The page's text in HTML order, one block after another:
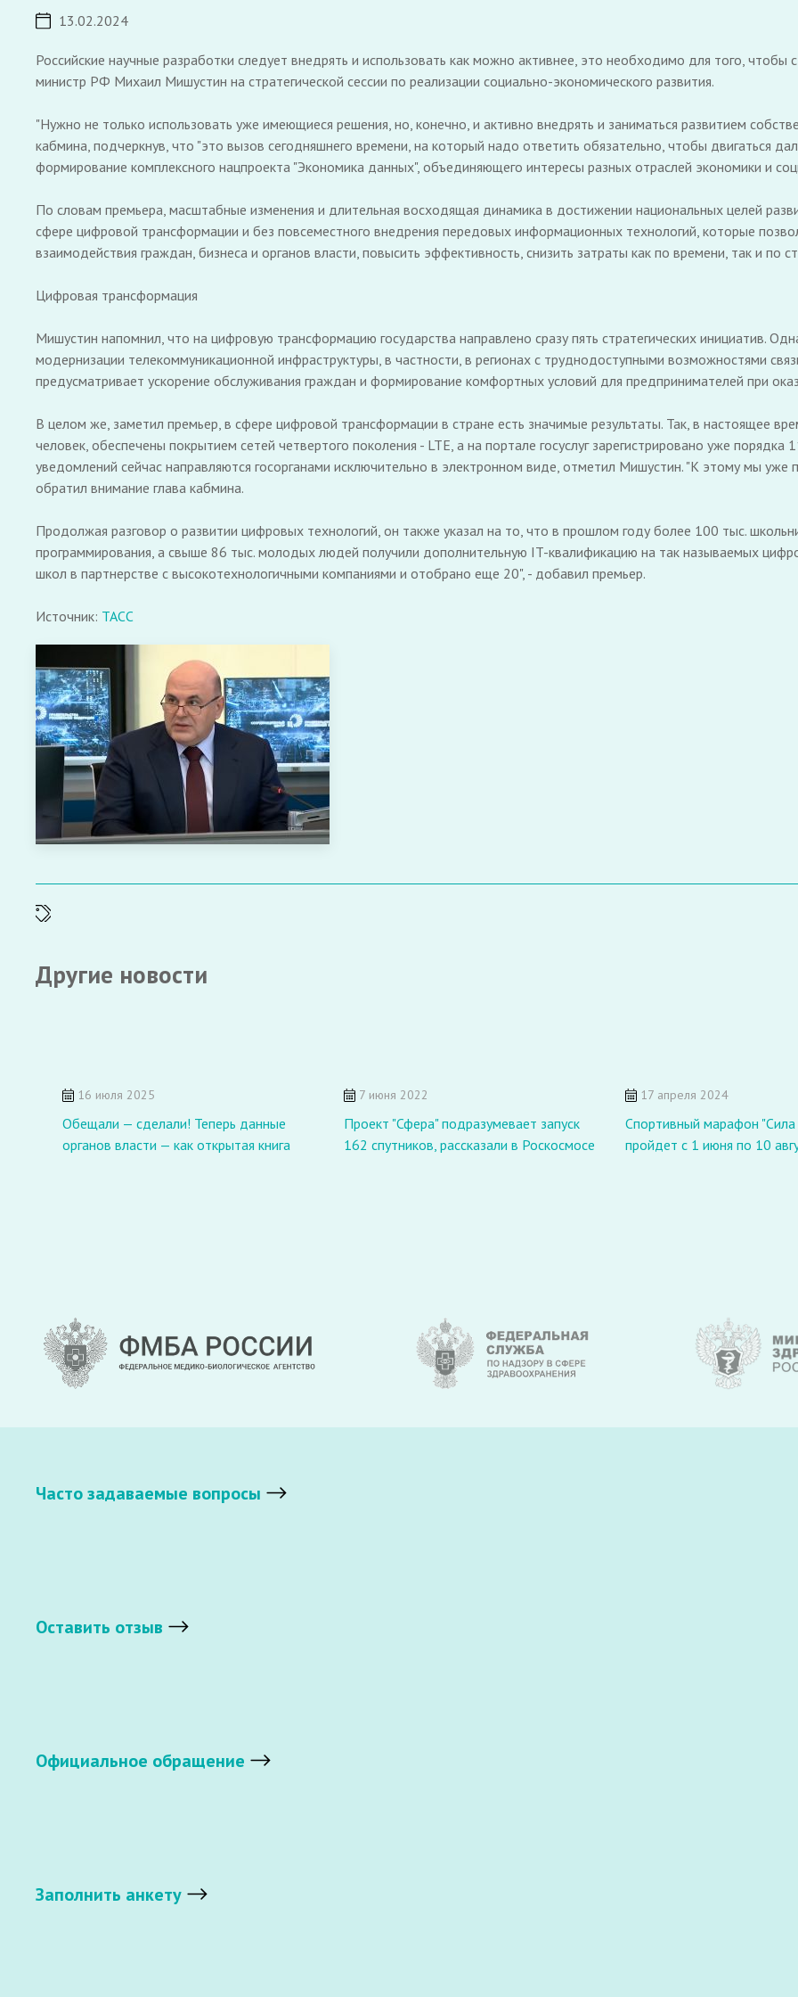
13.02.2024
Российские научные разработки следует внедрять и использовать как можно активнее, это необходимо для того, чтобы
министр РФ Михаил Мишустин на стратегической сессии по реализации социально-экономического развития.
"Нужно не только использовать уже имеющиеся решения, но, конечно, и активно внедрять и заниматься развитием
кабмина, подчеркнув, что "это вызов сегодняшнего времени, на который надо ответить обязательно, чтобы двигаться
формирование комплексного нацпроекта "Экономика данных", объединяющего интересы разных отраслей экономики и
По словам премьера, масштабные изменения и длительная восходящая динамика в достижении национальных целей
сфере цифровой трансформации и без повсеместного внедрения передовых информационных технологий, которые
взаимодействия граждан, бизнеса и органов власти, повысить эффективность, снизить затраты как по времени, так и по
Цифровая трансформация
Мишустин напомнил, что на цифровую трансформацию государства направлено сразу пять стратегических инициатив.
модернизации телекоммуникационной инфраструктуры, в частности, в регионах с труднодоступными возможностями
предусматривает ускорение обслуживания граждан и формирование комфортных условий для предпринимателей при
В целом же, заметил премьер, в сфере цифровой трансформации в стране есть значимые результаты. Так, в настоящее
человек, обеспечены покрытием сетей четвертого поколения - LTE, а на портале госуслуг зарегистрировано уже
уведомлений сейчас направляются госорганами исключительно в электронном виде, отметил Мишустин. "К этому мы уже
обратил внимание глава кабмина.
Продолжая разговор о развитии цифровых технологий, он также указал на то, что в прошлом году более 100 тыс.
программирования, а свыше 86 тыс. молодых людей получили дополнительную IT-квалификацию на так называемых
школ в партнерстве с высокотехнологичными компаниями и отобрано еще 20", - добавил премьер.
Источник: ТАСС
Другие новости
16 июля 2025
Обещали — сделали! Теперь данные
органов власти — как открытая книга
7 июня 2022
Проект "Сфера" подразумевает запуск
162 спутников, рассказали в Роскосмосе
17 апреля 2024
Спортивный марафон "Сила
пройдет с 1 июня по 10
Часто задаваемые вопросы
Оставить отзыв
Официальное обращение
Заполнить анкету